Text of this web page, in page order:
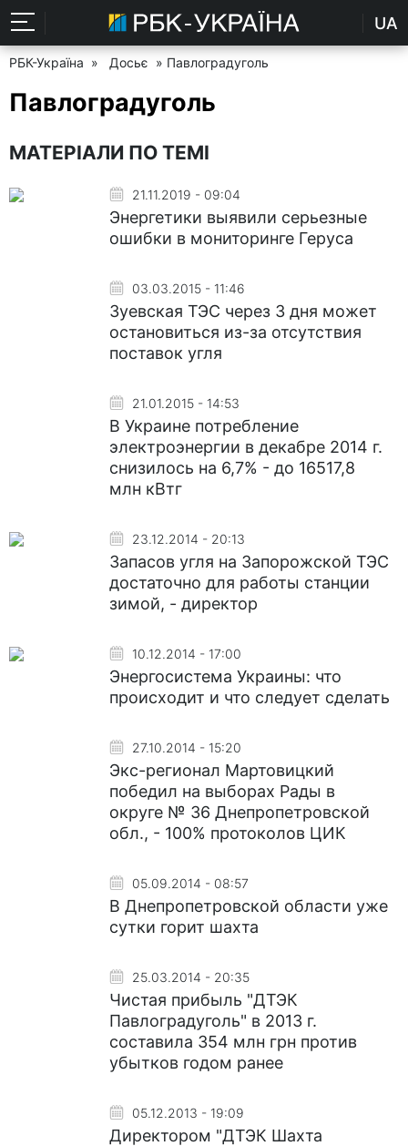
UA
РБК-Україна » Досьє » Павлоградуголь
Павлоградуголь
МАТЕРІАЛИ ПО ТЕМІ
21.11.2019 - 09:04
Энергетики выявили серьезные
ошибки в мониторинге Геруса
03.03.2015 - 11:46
Зуевская ТЭС через 3 дня может
остановиться из-за отсутствия
поставок угля
21.01.2015 - 14:53
В Украине потребление
электроэнергии в декабре 2014 г.
снизилось на 6,7% - до 16517,8
млн кВтг
23.12.2014 - 20:13
Запасов угля на Запорожской ТЭС
достаточно для работы станции
зимой, - директор
10.12.2014 - 17:00
Энергосистема Украины: что
происходит и что следует сделать
27.10.2014 - 15:20
Экс-регионал Мартовицкий
победил на выборах Рады в
округе № 36 Днепропетровской
обл., - 100% протоколов ЦИК
05.09.2014 - 08:57
В Днепропетровской области уже
сутки горит шахта
25.03.2014 - 20:35
Чистая прибыль "ДТЭК
Павлоградуголь" в 2013 г.
составила 354 млн грн против
убытков годом ранее
05.12.2013 - 19:09
Директором "ДТЭК Шахта